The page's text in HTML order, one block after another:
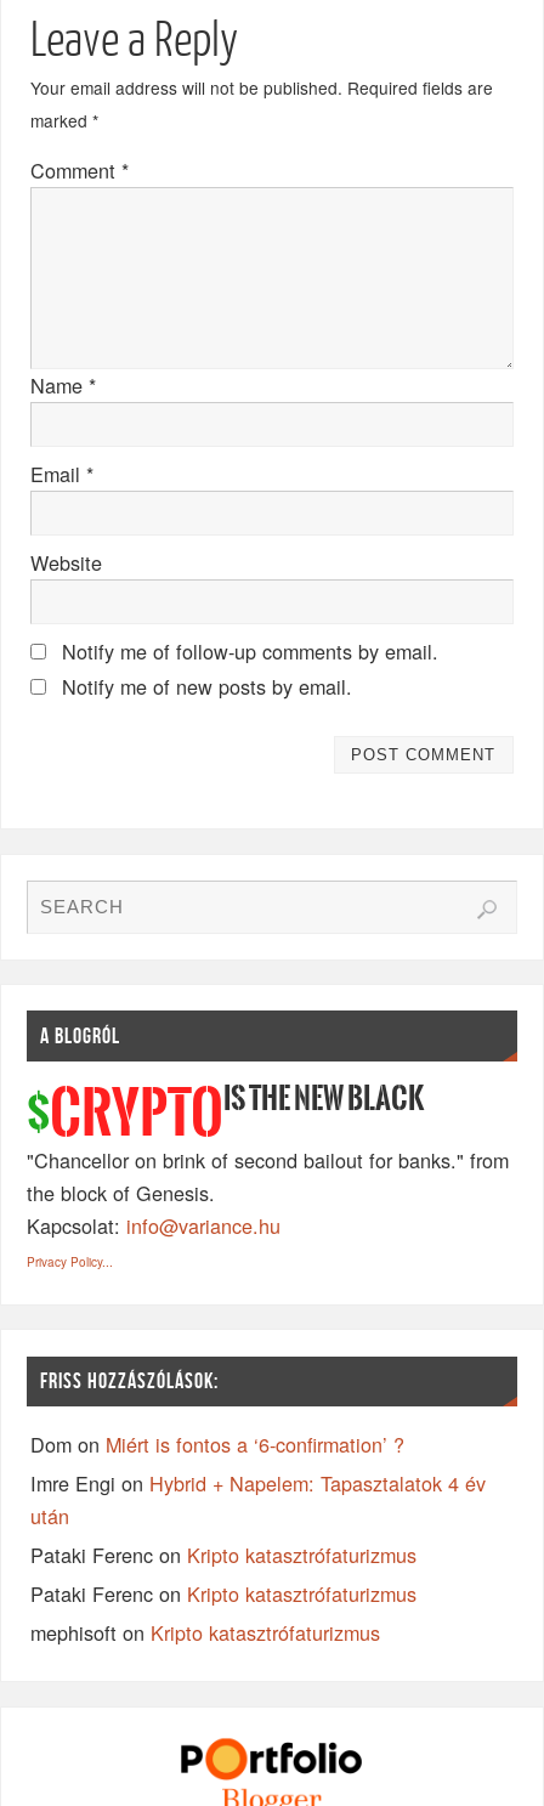
Leave a Reply
Your email address will not be published. Required fields are
marked*
Comment*
Name*
Email*
Website
Notify me of follow-up comments by email.
Notify me of new posts by email.
A BLOGRÓL
$CRYPTO IS THE NEW BLACK
"Chancellor on brink of second bailout for banks." from
the block of Genesis.
Kapcsolat: info@variance.hu
Privacy Policy...
FRISS HOZZÁSZÓLÁSOK:
Dom on Miért is fontos a ‘6-confirmation’ ?
Imre Engi on Hybrid + Napelem: Tapasztalatok 4 év
után
Pataki Ferenc on Kripto katasztrófaturizmus
Pataki Ferenc on Kripto katasztrófaturizmus
mephisoft on Kripto katasztrófaturizmus